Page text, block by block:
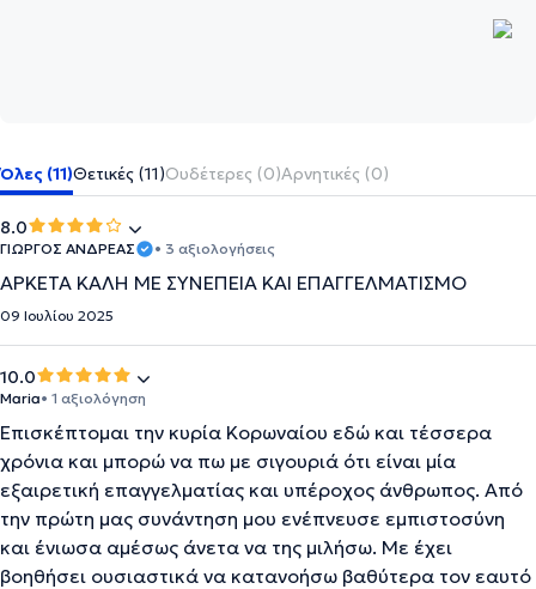
Όλες (11)Θετικές (11)Ουδέτερες (0)Αρνητικές (0)
8.0
ΓΙΩΡΓΟΣ ΑΝΔΡΕΑΣ • 3 αξιολογήσεις
ΑΡΚΕΤΑ ΚΑΛΗ ΜΕ ΣΥΝΕΠΕΙΑ ΚΑΙ ΕΠΑΓΓΕΛΜΑΤΙΣΜΟ
09 Ιουλίου 2025
10.0
Maria• 1 αξιολόγηση
Επισκέπτομαι την κυρία Κορωναίου εδώ και τέσσερα
χρόνια και μπορώ να πω με σιγουριά ότι είναι μία
εξαιρετική επαγγελματίας και υπέροχος άνθρωπος. Από
την πρώτη μας συνάντηση μου ενέπνευσε εμπιστοσύνη
και ένιωσα αμέσως άνετα να της μιλήσω. Με έχει
βοηθήσει ουσιαστικά να κατανοήσω βαθύτερα τον εαυτό